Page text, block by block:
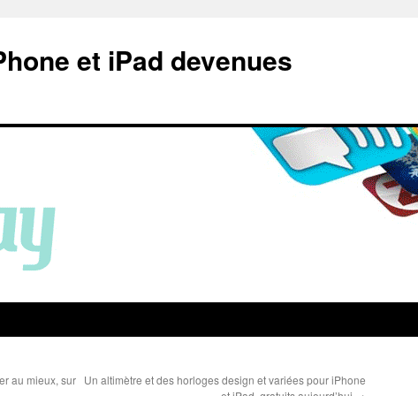
et iPad devenues
au mieux, sur Un altimètre et des horloges design et variées pour iPhone